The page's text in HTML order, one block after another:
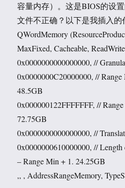
容量内存）。这是BIOS的设
文件不正确？以下是我插入的
QWordMemory
MaxFixed, Cacheable,
0x0000000000000000, //
0x0000000C20000000, //
48.5GB
0x000000122FFFFFFF, //
72.75GB
0x0000000000000000, //
0x0000000610000000, //
– Range Min + 1. 24.25GB
,, , AddressRangeMemory,